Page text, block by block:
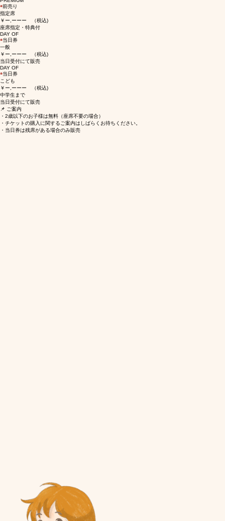
​ 中学生まで
​PREMIUM
◉前売り
指定席
￥ー,ーーー （税込)
​座席指定・特典付
​DAY OF
当日券
一般
￥ー,ーーー （税込)
​当日受付にて販売
​DAY OF
◉当日券
こども
￥ー,ーーー （税込)
​中学生まで
​当日受付にて販売
📌 ご案内
・2歳以下のお子様は無料（座席不要の場合）
・チケットの購入に関するご案内はしばらくお待ちください。